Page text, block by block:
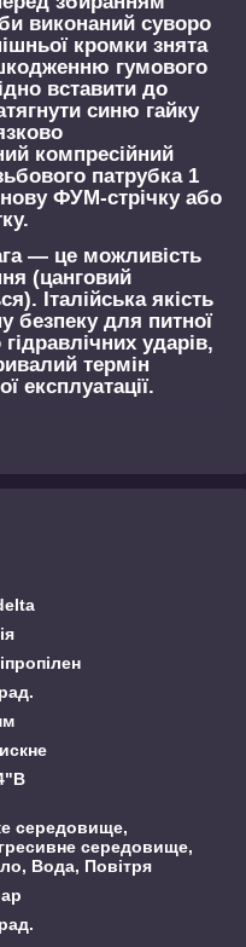
виконаний суворо
кромки знята
гумового
вставити до
синю гайку
компресійний
патрубка 1
ФУМ-стрічку або
— це можливість
(цанговий
Італійська якість
безпеку для питної
ударів,
термін
експлуатації.
середовище,
середовище,
Вода, Повітря